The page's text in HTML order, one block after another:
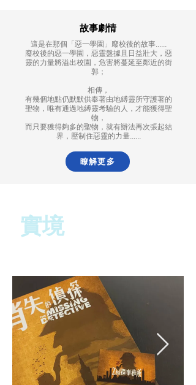
故事劇情
這是在那個「惡一學園」廢校後的故事......
廢校後的惡一學園，惡靈盤據且日益壯大，惡
靈的力量將溢出校園，危害將蔓延至鄰近的街
郭；
相傳，
有幾個地點仍默默供奉著由地縛靈所守護著的
聖物，唯有通過地縛靈考驗的人，才能獲得聖
物，
而只要獲得夠多的聖物，就有辦法再次張起結
界，壓制住惡靈的力量......
瞭解更多
​實境